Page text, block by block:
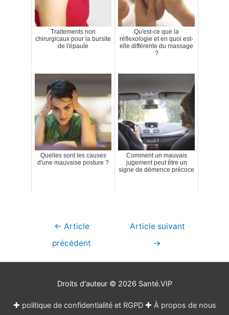
Traitements non
chirurgicaux pour la bursite
de l'épaule
Qu'est-ce que la
réflexologie et en quoi est-
elle différente du massage
?
Quelles sont les causes
d'une mauvaise posture ?
Comment un mauvais
jugement peut être un
signe de démence précoce
Navigation
← Article
précédent
Article suivant
→
Droits d'auteur © 2026 Santé.VIP
✚ politique de confidentialité et RGPD✚ À propos de nous